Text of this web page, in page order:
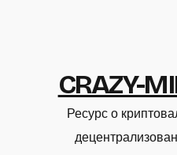
CRAZY-
Ресурс о